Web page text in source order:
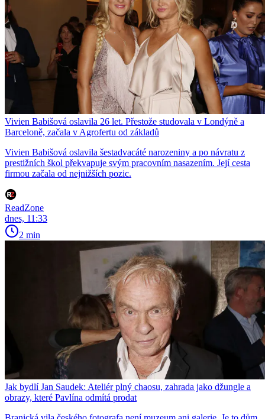
Vivien Babišová oslavila 26 let. Přestože studovala v Londýně a
Barceloně, začala v Agrofertu od základů
Vivien Babišová oslavila šestadvacáté narozeniny a po návratu z
prestižních škol překvapuje svým pracovním nasazením. Její cesta
firmou začala od nejnižších pozic.
ReadZone
dnes, 11:33
2 min
Jak bydlí Jan Saudek: Ateliér plný chaosu, zahrada jako džungle a
obrazy, které Pavlína odmítá prodat